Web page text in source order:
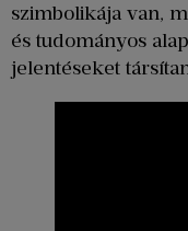
szimbolikája van,
és tudományos
jelentéseket